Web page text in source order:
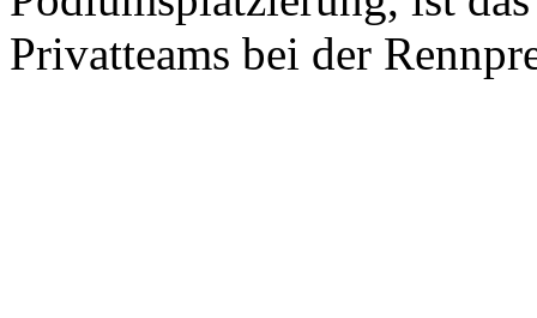
Privatteams bei der